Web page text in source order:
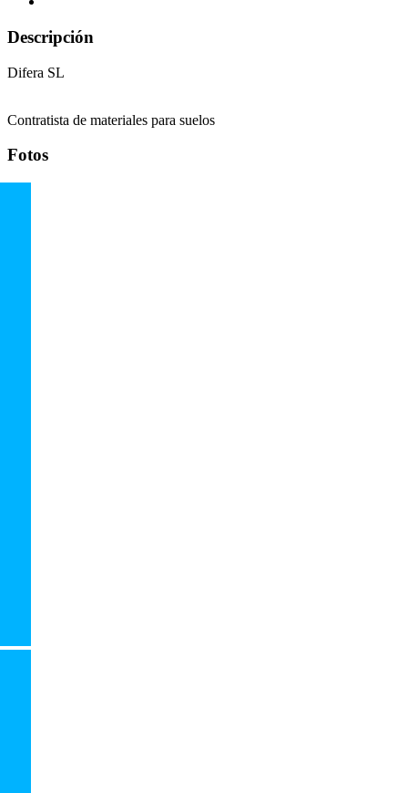
Descripción
Difera SL
Contratista de materiales para suelos
Fotos